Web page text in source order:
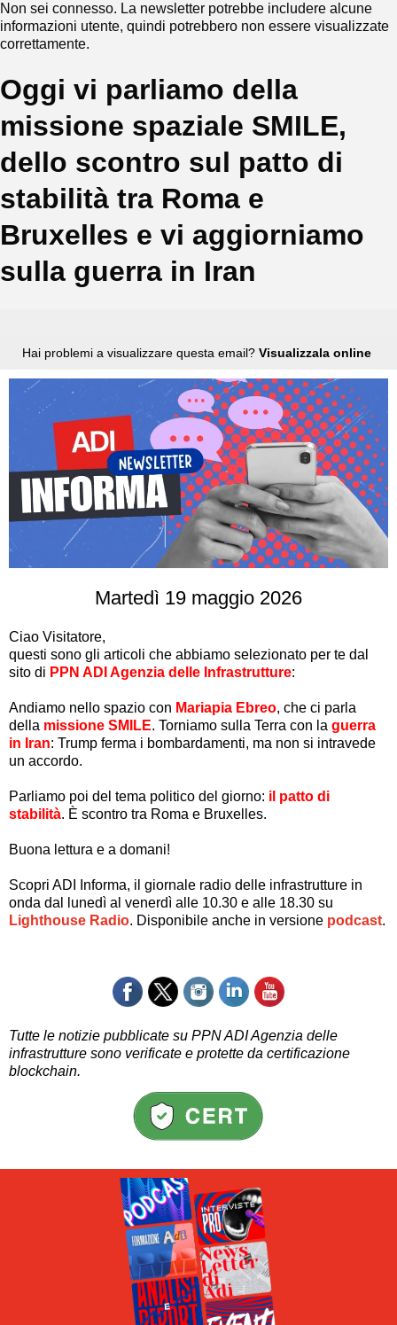
Non sei connesso. La newsletter potrebbe includere alcune
informazioni utente, quindi potrebbero non essere visualizzate
correttamente.
Oggi vi parliamo della
missione spaziale SMILE,
dello scontro sul patto di
stabilità tra Roma e
Bruxelles e vi aggiorniamo
sulla guerra in Iran
Hai problemi a visualizzare questa email? Visualizzala online
Martedì 19 maggio 2026
Ciao Visitatore,
questi sono gli articoli che abbiamo selezionato per te dal
sito di PPN ADI Agenzia delle Infrastrutture:
Andiamo nello spazio con Mariapia Ebreo, che ci parla
della missione SMILE. Torniamo sulla Terra con la guerra
in Iran: Trump ferma i bombardamenti, ma non si intravede
un accordo.
Parliamo poi del tema politico del giorno: il patto di
stabilità. È scontro tra Roma e Bruxelles.
Buona lettura e a domani!
Scopri ADI Informa, il giornale radio delle infrastrutture in
onda dal lunedì al venerdì alle 10.30 e alle 18.30 su
Lighthouse Radio. Disponibile anche in versione podcast.
Tutte le notizie pubblicate su PPN ADI Agenzia delle
infrastrutture sono verificate e protette da certificazione
blockchain.